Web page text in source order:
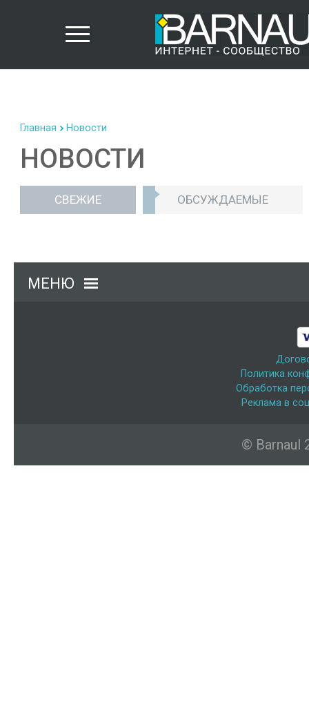
Главная Новости
НОВОСТИ
СВЕЖИЕ ОБСУЖДАЕМЫЕ
МЕНЮ
Политика
Обработка
Реклама в
© Barnaul